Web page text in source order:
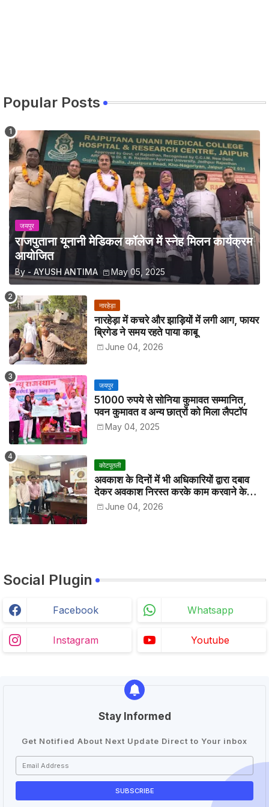
Popular Posts
जयपुर
राजपुताना यूनानी मेडिकल कॉलेज में स्नेह मिलन कार्यक्रम
आयोजित
By - AYUSH ANTIMA May 05, 2025
नारहेड़ा
नारहेड़ा में कचरे और झाड़ियों में लगी आग, फायर
ब्रिगेड ने समय रहते पाया काबू
June 04, 2026
जयपुर
51000 रुपये से सोनिया कुमावत सम्मानित,
पवन कुमावत व अन्य छात्रों को मिला लैपटॉप
May 04, 2025
कोटपूतली
अवकाश के दिनों में भी अधिकारियों द्वारा दबाव
देकर अवकाश निरस्त करके काम करवाने के
विरोध में कर्मचारियों ने जिला कलेक्टर को सीएस
के नाम दिया ज्ञापन
June 04, 2026
Social Plugin
Facebook Whatsapp
Instagram Youtube
Stay Informed
Get Notified About Next Update Direct to Your inbox